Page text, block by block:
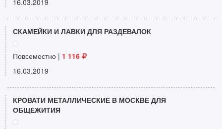
16.03.2019
СКАМЕЙКИ И ЛАВКИ ДЛЯ РАЗДЕВАЛОК
Повсеместно | 1 116
16.03.2019
КРОВАТИ МЕТАЛЛИЧЕСКИЕ В МОСКВЕ ДЛЯ
ОБЩЕЖИТИЯ